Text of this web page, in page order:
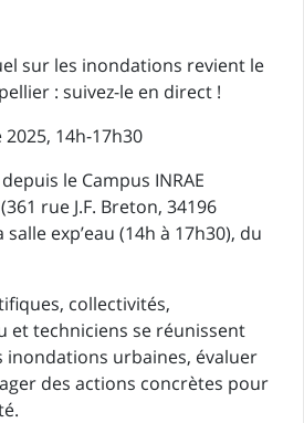
sur les inondations revient le
: suivez-le en direct !
2025, 14h-17h30
le Campus INRAE
rue J.F. Breton, 34196
exp’eau (14h à 17h30), du
collectivités,
et techniciens se réunissent
urbaines, évaluer
des actions concrètes pour